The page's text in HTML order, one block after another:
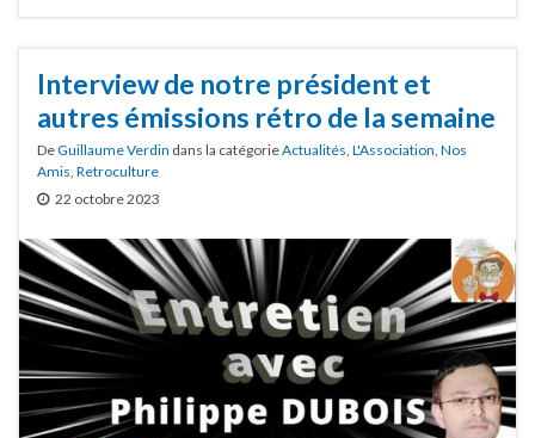
Interview de notre président et
autres émissions rétro de la semaine
DeGuillaume Verdin dans la catégorieActualités L'Association Nos
Amis Retroculture
22 octobre 2023